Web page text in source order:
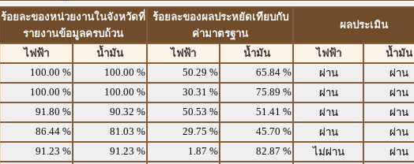
ร้อยละของหน่วยงานในจังหวัดที่
รายงานข้อมูลครบถ้วน
ร้อยละของผลประหยัดเทียบกับ
ค่ามาตรฐาน
ผลประเมิน
ไฟฟ้า น้ำมัน ไฟฟ้า น้ำมัน ไฟฟ้า น้ำมัน
100.00 % 100.00 % 50.29 % 65.84 % ผ่าน ผ่าน
100.00 % 100.00 % 30.31 % 75.89 % ผ่าน ผ่าน
91.80 % 90.32 % 50.53 % 51.41 % ผ่าน ผ่าน
86.44 % 81.03 % 29.75 % 45.70 % ผ่าน ผ่าน
91.23 % 91.23 % 1.87 % 82.87 % ไม่ผ่าน ผ่าน